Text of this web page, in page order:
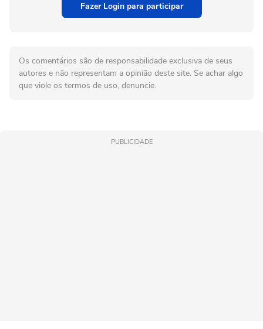
Fazer Login para participar
Os comentários são de responsabilidade exclusiva de seus
autores e não representam a opinião deste site. Se achar algo
que viole os termos de uso, denuncie.
PUBLICIDADE